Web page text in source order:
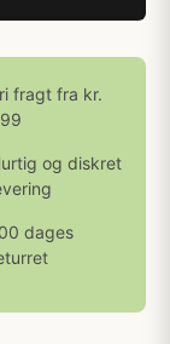
fragt fra kr.
og diskret
dages